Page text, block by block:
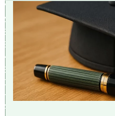
W
IS
S
E
N
S
C
H
A